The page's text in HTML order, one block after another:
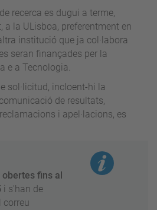
recerca es dugui a terme,
la ULisboa, preferentment en
institució que ja col·labora
seran finançades per la
e a Tecnologia.
sol·licitud, incloent-hi la
de resultats,
i apel·lacions, es
fins al
i s'han de
correu